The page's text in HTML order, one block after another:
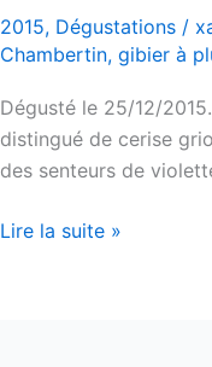
2015, Dégustations /
Chambertin, gibier à
Dégusté le 25/12/
distingué de cerise
des senteurs de
Gevrey-
Lire la suite »